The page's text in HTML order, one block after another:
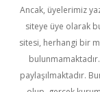
Ancak, üyelerimiz
siteye üye olarak
sitesi, herhangi bir
paylaşılmaktadır.